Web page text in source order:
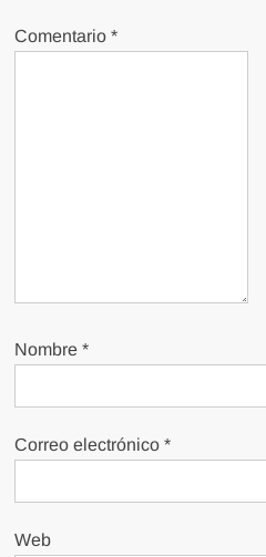
Comentario*
Nombre*
Correo electrónico*
Web